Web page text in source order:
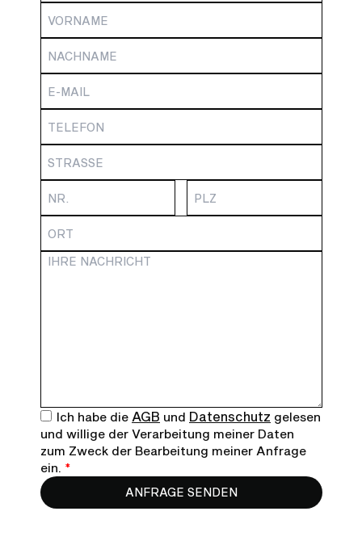
Ich habe die AGB und Datenschutz gelesen
und willige der Verarbeitung meiner Daten
zum Zweck der Bearbeitung meiner Anfrage
ein. *
ANFRAGE SENDEN